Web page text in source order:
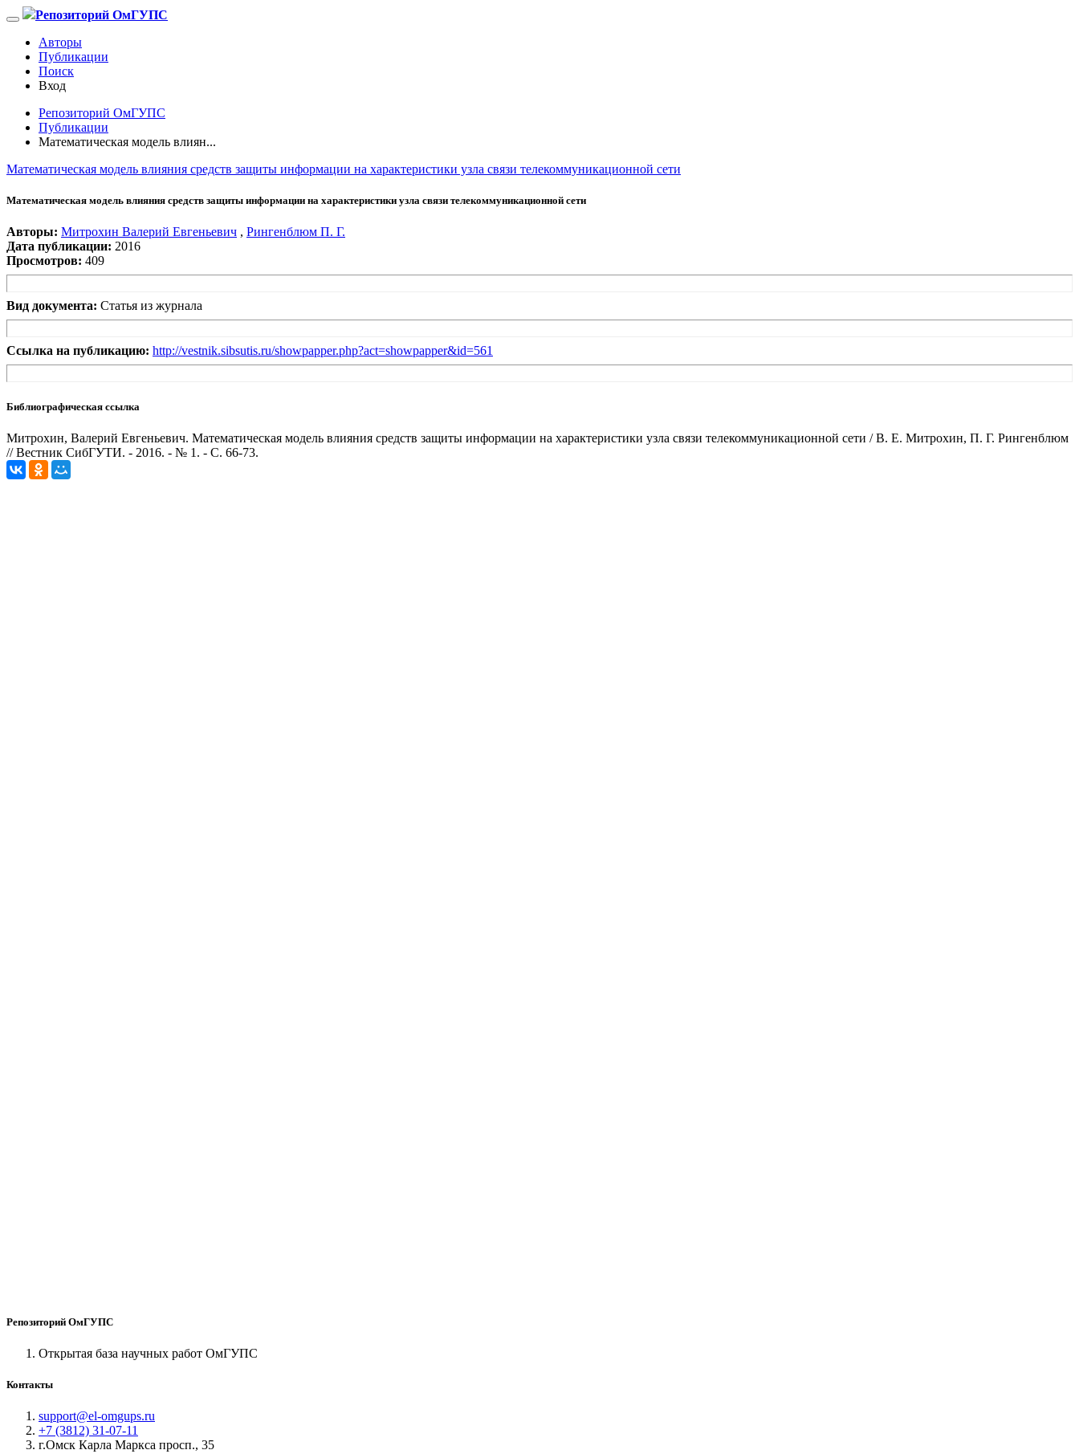
Репозиторий ОмГУПС
Авторы
Публикации
Поиск
Вход
Репозиторий ОмГУПС
Публикации
Математическая модель влиян...
Математическая модель влияния средств защиты информации на характеристики узла связи телекоммуникационной сети
Математическая модель влияния средств защиты информации на характеристики узла связи телекоммуникационной сети
Авторы: Митрохин Валерий Евгеньевич , Рингенблюм П. Г.
Дата публикации: 2016
Просмотров: 409
Вид документа: Статья из журнала
Ссылка на публикацию: http://vestnik.sibsutis.ru/showpapper.php?act=showpapper&id=561
Библиографическая ссылка
Митрохин, Валерий Евгеньевич. Математическая модель влияния средств защиты информации на характеристики узла связи телекоммуникационной сети / В. Е. Митрохин, П. Г. Рингенблюм
// Вестник СибГУТИ. - 2016. - № 1. - С. 66-73.
Репозиторий ОмГУПС
Открытая база научных работ ОмГУПС
Контакты
support@el-omgups.ru
+7 (3812) 31-07-11
г.Омск Карла Маркса просп., 35